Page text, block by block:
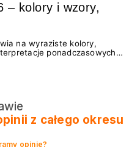
– kolory i wzory,
na wyraziste kolory,
ponadczasowych
wakacjami, jak
manicure!
z całego okresu
opinie?